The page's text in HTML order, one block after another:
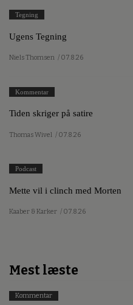
Tegning
Ugens Tegning
Niels Thomsen / 07.8.26
Kommentar
Tiden skriger på satire
Thomas Wivel / 07.8.26
Podcast
Mette vil i clinch med Morten
Kaaber & Karker / 07.8.26
Mest læste
Kommentar